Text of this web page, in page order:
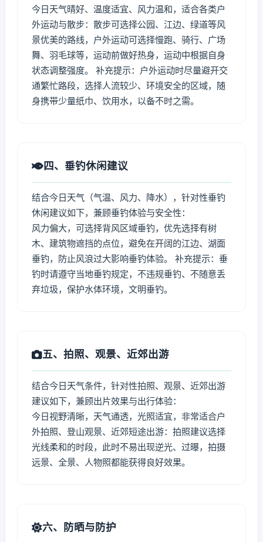
今日天气晴好、温度适宜、风力温和，适合各类户
外运动与散步：散步可选择公园、江边、绿道等风
景优美的路线，户外运动可选择慢跑、骑行、广场
舞、羽毛球等，运动前做好热身，运动中根据自身
状态调整强度。 补充提示：户外运动时尽量避开交
通繁忙路段，选择人流较少、环境安全的区域，随
身携带少量纸巾、饮用水，以备不时之需。
四、垂钓休闲建议
结合今日天气（气温、风力、降水），针对性垂钓
休闲建议如下，兼顾垂钓体验与安全性：
风力偏大，可选择背风区域垂钓，优先选择有树
木、建筑物遮挡的点位，避免在开阔的江边、湖面
垂钓，防止风浪过大影响垂钓体验。 补充提示：垂
钓时请遵守当地垂钓规定，不违规垂钓、不随意丢
弃垃圾，保护水体环境，文明垂钓。
五、拍照、观景、近郊出游
结合今日天气条件，针对性拍照、观景、近郊出游
建议如下，兼顾出片效果与出行体验：
今日视野清晰，天气通透，光照适宜，非常适合户
外拍照、登山观景、近郊短途出游：拍照建议选择
光线柔和的时段，此时不易出现逆光、过曝，拍摄
远景、全景、人物照都能获得良好效果。
六、防晒与防护